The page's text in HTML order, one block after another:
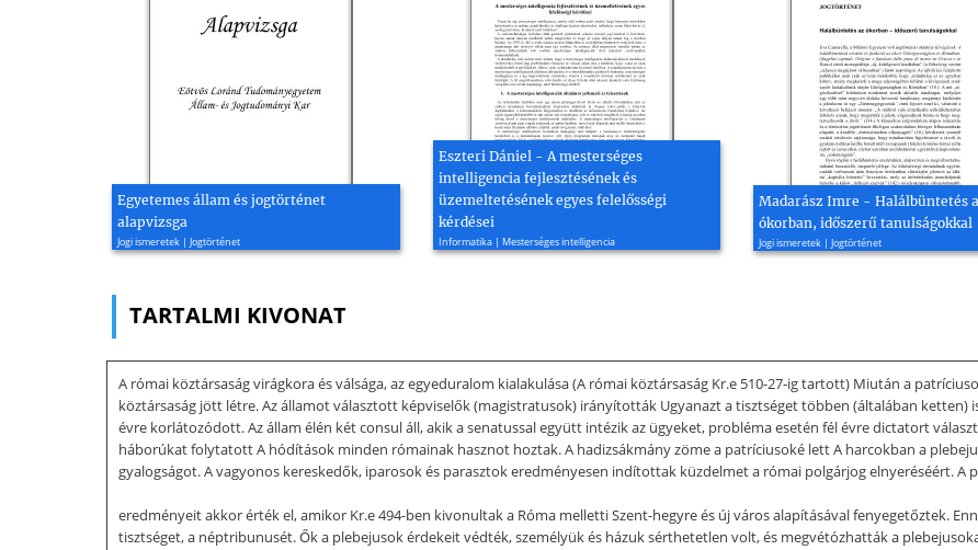
Egyetemes állam és jogtörténet
alapvizsga
Jogi ismeretek | Jogtörténet
Eszteri Dániel - A mesterséges
intelligencia fejlesztésének és
üzemeltetésének egyes felelősségi
kérdései
Informatika | Mesterséges intelligencia
Madarász Imre - Halálbüntetés
ókorban, időszerű tanulságokkal
Jogi ismeretek | Jogtörténet
TARTALMI KIVONAT
A római köztársaság virágkora és válsága, az egyeduralom kialakulása (A római köztársaság Kr.e 510-27-ig tartott) Miután a
köztársaság jött létre. Az államot választott képviselők (magistratusok) irányították Ugyanazt a tisztséget többen (általában ketten)
évre korlátozódott. Az állam élén két consul áll, akik a senatussal együtt intézik az ügyeket, probléma esetén fél évre dictatort
háborúkat folytatott A hódítások minden rómainak hasznot hoztak. A hadizsákmány zöme a patríciusoké lett A harcokban a
gyalogságot. A vagyonos kereskedők, iparosok és parasztok eredményesen indítottak küzdelmet a római polgárjog elnyeréséért. A
eredményeit akkor érték el, amikor Kr.e 494-ben kivonultak a Róma melletti Szent-hegyre és új város alapításával fenyegetőztek.
tisztséget, a néptribunusét. Ők a plebejusok érdekeit védték, személyük és házuk sérthetetlen volt, és megvétózhatták a